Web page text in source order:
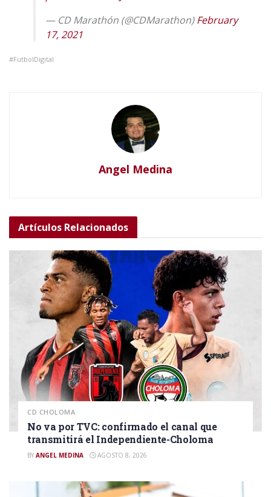
— CD Marathón (@CDMarathon)February
17, 2021
#FutbolDigital
Angel Medina
Artículos Relacionados
CD CHOLOMA
No va por TVC: confirmado el canal que
transmitirá el Independiente-Choloma
BY ANGEL MEDINA AGOSTO 8, 2026